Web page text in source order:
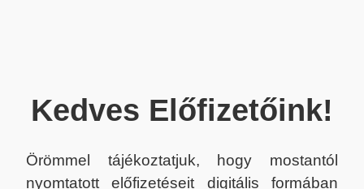
Kedves Előfizetőink!
Örömmel tájékoztatjuk, hogy mostantól
nyomtatott előfizetéseit digitális formában